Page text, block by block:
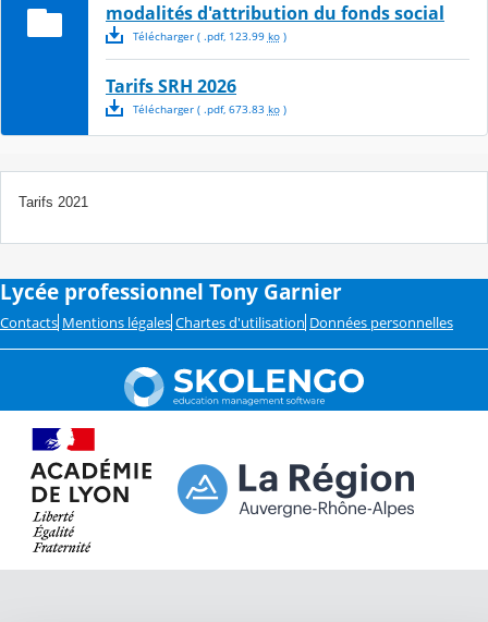
modalités d'attribution du fonds social
Télécharger( .pdf, 123.99 ko)
Tarifs SRH 2026
Télécharger( .pdf, 673.83 ko)
Tarifs 2021
Lycée professionnel Tony Garnier
Contacts Mentions légales Chartes d'utilisation Données personnelles